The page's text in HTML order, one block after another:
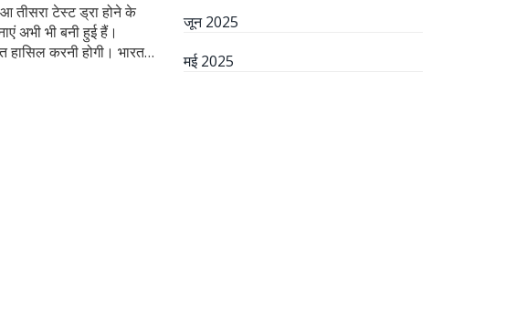
तीसरा टेस्ट ड्रा होने के
अभी भी बनी हुई हैं।
हासिल करनी होगी। भारत
तालिका में सबसे ऊपर
बल्कि मैदान पर जी जान
जून 2025
मई 2025